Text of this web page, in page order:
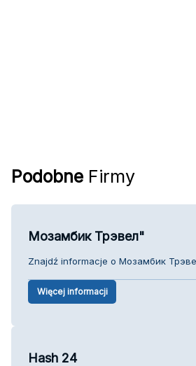
Podobne Firmy
Мозамбик Трэвел"
Znajdź informacje o Мозамбик
Więcej informacji
Hash 24